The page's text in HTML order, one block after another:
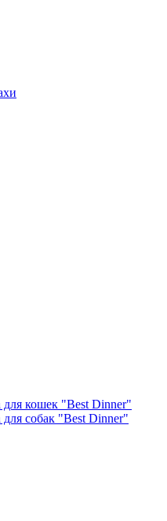
кошек "Best Dinner"
собак "Best Dinner"